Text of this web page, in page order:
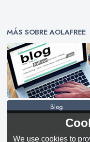
MÁS SOBRE AOLAFREE
Blog
We use cookies to